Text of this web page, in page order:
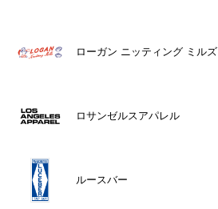
ローガン ニッティング ミルズ
ロサンゼルスアパレル
ルースバー